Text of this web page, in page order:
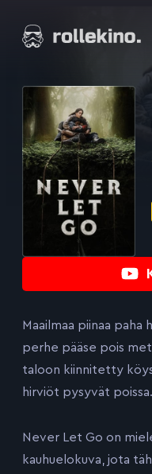
suoraan
Elokuvat ja elokuva-arviot | Rollekino.fi
jälkeen.
Maailmaa piinaa
perhe pääse pois
taloon kiinnitetty
hirviöt pysyvät
Never Let Go on
kauhuelokuva, jota